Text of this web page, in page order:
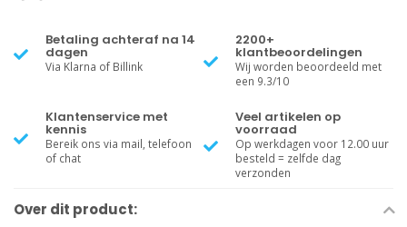
Betaling achteraf na 14
dagen
Via Klarna of Billink
2200+
klantbeoordelingen
Wij worden beoordeeld met
een 9.3/10
Klantenservice met
kennis
Bereik ons via mail, telefoon
of chat
Veel artikelen op
voorraad
Op werkdagen voor 12.00 uur
besteld = zelfde dag
verzonden
Over dit product: